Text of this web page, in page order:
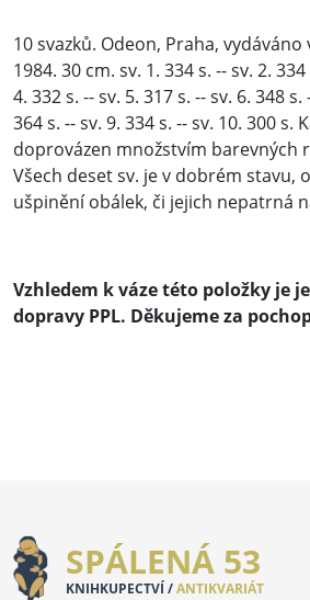
10 svazků. Odeon, Praha,
1984. 30 cm. sv. 1. 334 s. -- sv. 2. 334
4. 332 s. -- sv. 5. 317 s. -- sv. 6. 348 s.
364 s. -- sv. 9. 334 s. -- sv. 10. 300 s.
doprovázen množstvím barevných
Všech deset sv. je v dobrém stavu,
ušpinění obálek, či jejich nepatrná
Vzhledem k váze této položky je
dopravy PPL. Děkujeme za
SPÁLENÁ 53
KNIHKUPECTVÍ /ANTIKVARIÁT